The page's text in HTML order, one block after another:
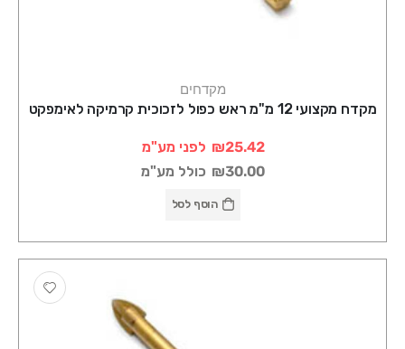
מקדחים
מקדח מקצועי 12 מ"מ ראש כפול לזכוכית קרמיקה לאימפקט
₪25.42 לפני מע"מ
₪30.00 כולל מע"מ
הוסף לסל